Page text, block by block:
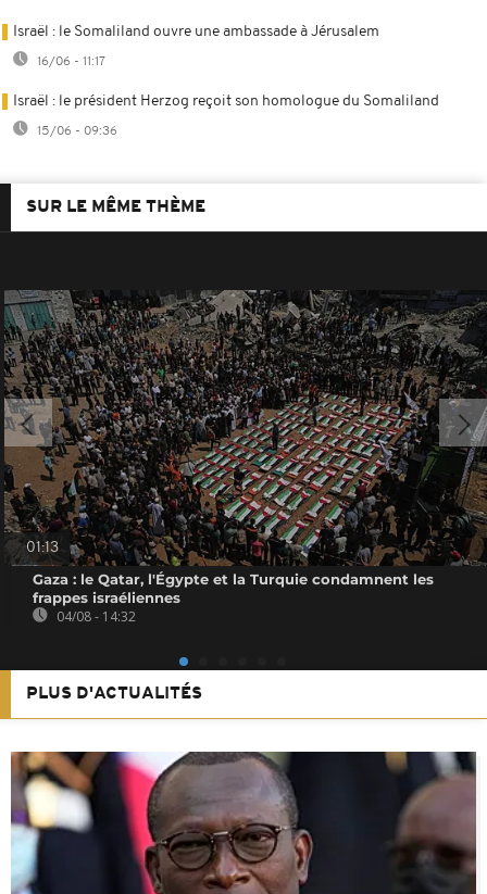
Israël : le Somaliland ouvre une ambassade à Jérusalem
16/06 - 11:17
Israël : le président Herzog reçoit son homologue du Somaliland
15/06 - 09:36
SUR LE MÊME THÈME
01:13
Gaza : le Qatar, l'Égypte et la Turquie condamnent les
frappes israéliennes
04/08 - 14:32
PLUS D'ACTUALITÉS